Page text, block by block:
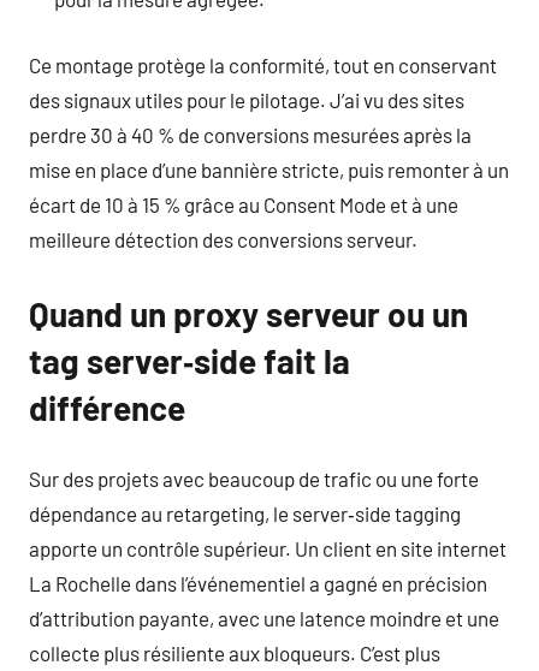
Ce montage protège la conformité, tout en conservant
des signaux utiles pour le pilotage. J’ai vu des sites
perdre 30 à 40 % de conversions mesurées après la
mise en place d’une bannière stricte, puis remonter à un
écart de 10 à 15 % grâce au Consent Mode et à une
meilleure détection des conversions serveur.
Quand un proxy serveur ou un
tag server‑side fait la
différence
Sur des projets avec beaucoup de trafic ou une forte
dépendance au retargeting, le server‑side tagging
apporte un contrôle supérieur. Un client en site internet
La Rochelle dans l’événementiel a gagné en précision
d’attribution payante, avec une latence moindre et une
collecte plus résiliente aux bloqueurs. C’est plus